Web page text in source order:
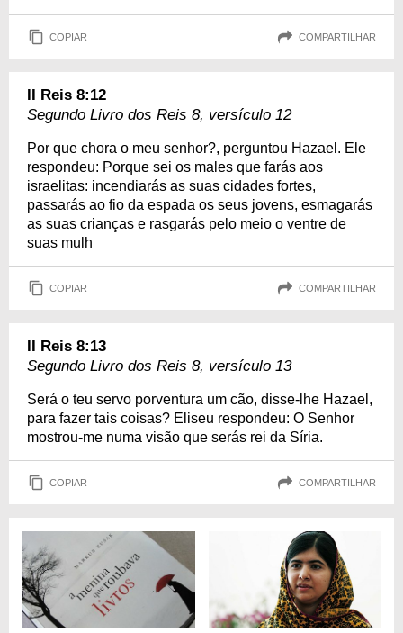
COPIAR COMPARTILHAR
II Reis 8:12
Segundo Livro dos Reis 8, versículo 12
Por que chora o meu senhor?, perguntou Hazael. Ele
respondeu: Porque sei os males que farás aos
israelitas: incendiarás as suas cidades fortes,
passarás ao fio da espada os seus jovens, esmagarás
as suas crianças e rasgarás pelo meio o ventre de
suas mulh
COPIAR COMPARTILHAR
II Reis 8:13
Segundo Livro dos Reis 8, versículo 13
Será o teu servo porventura um cão, disse-lhe Hazael,
para fazer tais coisas? Eliseu respondeu: O Senhor
mostrou-me numa visão que serás rei da Síria.
COPIAR COMPARTILHAR